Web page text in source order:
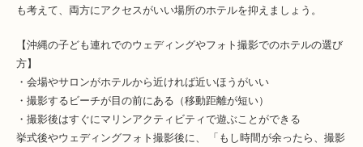
も考えて、両方にアクセスがいい場所のホテルを抑えましょう。
【沖縄の子ども連れでのウェディングやフォト撮影でのホテルの選び
方】
・会場やサロンがホテルから近ければ近いほうがいい
・撮影するビーチが目の前にある（移動距離が短い）
・撮影後はすぐにマリンアクティビティで遊ぶことができる
挙式後やウェディングフォト撮影後に、 「もし時間が余ったら、撮影